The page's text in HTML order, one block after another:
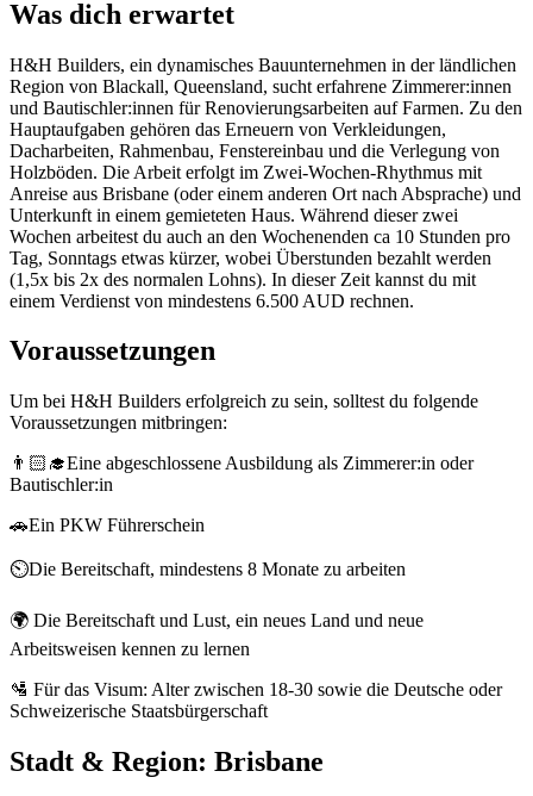
Was dich erwartet
H&H Builders, ein dynamisches Bauunternehmen in der ländlichen
Region von Blackall, Queensland, sucht erfahrene Zimmerer:innen
und Bautischler:innen für Renovierungsarbeiten auf Farmen. Zu den
Hauptaufgaben gehören das Erneuern von Verkleidungen,
Dacharbeiten, Rahmenbau, Fenstereinbau und die Verlegung von
Holzböden. Die Arbeit erfolgt im Zwei-Wochen-Rhythmus mit
Anreise aus Brisbane (oder einem anderen Ort nach Absprache) und
Unterkunft in einem gemieteten Haus. Während dieser zwei
Wochen arbeitest du auch an den Wochenenden ca 10 Stunden pro
Tag, Sonntags etwas kürzer, wobei Überstunden bezahlt werden
(1,5x bis 2x des normalen Lohns). In dieser Zeit kannst du mit
einem Verdienst von mindestens 6.500 AUD rechnen.
Voraussetzungen
Um bei H&H Builders erfolgreich zu sein, solltest du folgende
Voraussetzungen mitbringen:
👨🏻‍🎓Eine abgeschlossene Ausbildung als Zimmerer:in oder
Bautischler:in
🚗Ein PKW Führerschein
⏲️Die Bereitschaft, mindestens 8 Monate zu arbeiten
🌍 Die Bereitschaft und Lust, ein neues Land und neue
Arbeitsweisen kennen zu lernen
🛂 Für das Visum: Alter zwischen 18-30 sowie die Deutsche oder
Schweizerische Staatsbürgerschaft
Stadt & Region: Brisbane